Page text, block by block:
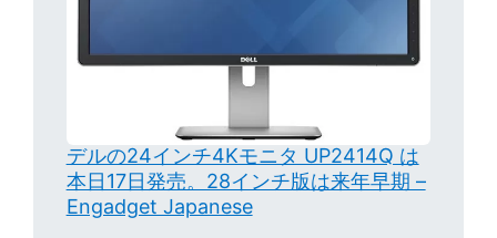
デルの24インチ4Kモニタ UP2414Q は
本日17日発売。28インチ版は来年早期 –
Engadget Japanese